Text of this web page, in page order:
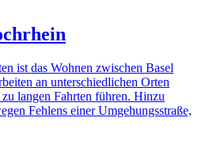
ist das Wohnen zwischen Basel
an unterschiedlichen Orten
langen Fahrten führen. Hinzu
Fehlens einer Umgehungsstraße,